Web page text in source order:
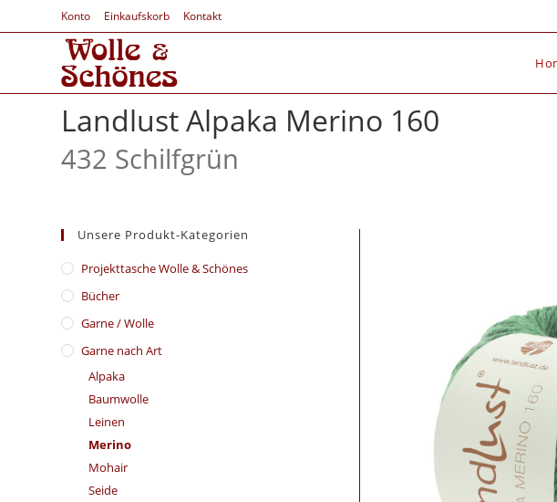
Konto Einkaufskorb Kontakt
Landlust Alpaka Merino 160
432 Schilfgrün
Unsere Produkt-Kategorien
​Projekttasche Wolle & Schönes
Bücher
Garne / Wolle
Garne nach Art
Alpaka
Baumwolle
Leinen
Merino
Mohair
Seide